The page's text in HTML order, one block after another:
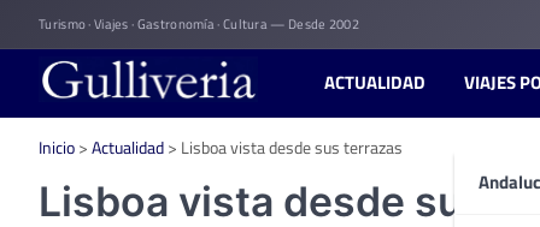
to
content
Turismo · Viajes · Gastronomía · Cultura — Desde 2002
ACTUALIDAD VIAJES
Inicio>Actualidad> Lisboa vista desde sus terrazas
Lisboa vista desde sus